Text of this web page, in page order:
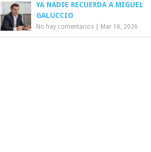
YA NADIE RECUERDA A MIGUEL
GALUCCIO
No hay comentarios Mar 16, 2026